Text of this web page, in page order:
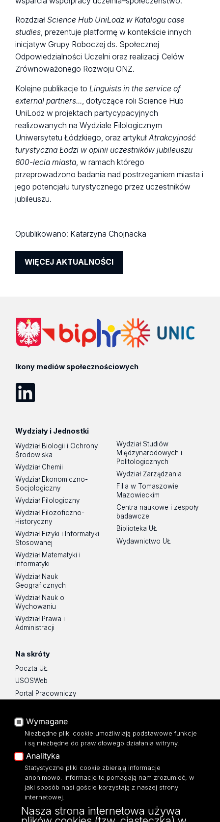
RozdziałScience Hub UniLodz w Katalogu case
studies, prezentuje platformę w kontekście innych
inicjatyw Grupy Roboczej ds. Społecznej
Odpowiedzialności Uczelni oraz realizacji Celów
Zrównoważonego Rozwoju ONZ.
Kolejne publikacje to Linguists in the service of
external partners... , dotyczące roli Science Hub
UniLodz w projektach partycypacyjnych
realizowanych na Wydziale Filologicznym
Uniwersytetu Łódzkiego, oraz artykułAtrakcyjność
turystyczna Łodzi w opinii uczestników jubileuszu
600-lecia miasta , w ramach którego
przeprowadzono badania nad postrzeganiem miasta i
jego potencjału turystycznego przez uczestników
jubileuszu.
Opublikowano: Katarzyna Chojnacka
WIĘCEJ AKTUALNOŚCI
Ikony mediów społecznościowych
Wydziały i Jednostki
Wydział Biologii i Ochrony
Środowiska
Wydział Chemii
Wydział Ekonomiczno-
Socjologiczny
Wydział Filologiczny
Wydział Filozoficzno-
Historyczny
Wydział Fizyki i Informatyki
Stosowanej
Wydział Matematyki i
Informatyki
Wydział Nauk
Geograficznych
Wydział Nauk o
Wychowaniu
Wydział Prawa i
Administracji
Wydział Studiów
Międzynarodowych i
Politologicznych
Wydział Zarządzania
Filia w Tomaszowie
Mazowieckim
Centra naukowe i zespoły
badawcze
Biblioteka UŁ
Wydawnictwo UŁ
Na skróty
Poczta UŁ
USOSWeb
Portal Pracowniczy
Platforma e-learningowa
Moodle
Eksperci UŁ
Polityka Prywatności
Dostępność
Wydział Ekonomiczno-Socjologiczny
Wymagane
Niezbędne pliki cookie umożliwiają podstawowe funkcje
i są niezbędne do prawidłowego działania witryny.
Analityka
Statystyczne pliki cookie zbierają informacje
anonimowo. Informacje te pomagają nam zrozumieć, w
jaki sposób nasi goście korzystają z naszej strony
internetowej.
Nasza strona internetowa używa